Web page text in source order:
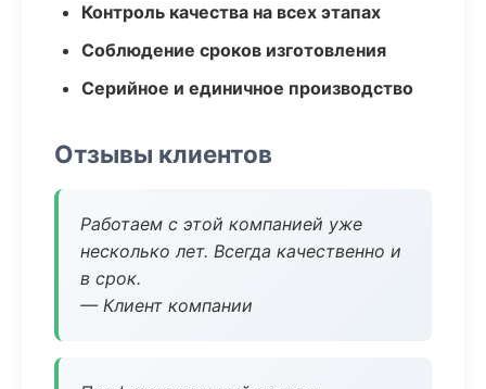
Контроль качества на всех этапах
Соблюдение сроков изготовления
Серийное и единичное производство
Отзывы клиентов
Работаем с этой компанией уже
несколько лет. Всегда качественно и
в срок.
— Клиент компании